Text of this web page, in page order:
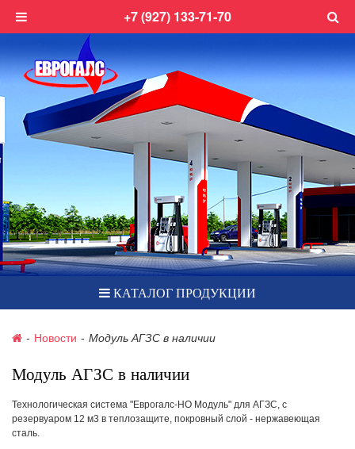
+7 (927) 133-71-70
КАТАЛОГ ПРОДУКЦИИ
- Новости - Модуль АГЗС в наличии
Модуль АГЗС в наличии
Технологическая система "Еврогалс-НО Модуль" для АГЗС, с
резервуаром 12 м3 в теплозащите, покровный слой - нержавеющая
сталь.